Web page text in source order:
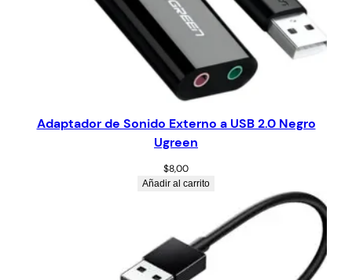
Adaptador de Sonido Externo a USB 2.0 Negro
Ugreen
$8,00
Añadir al carrito